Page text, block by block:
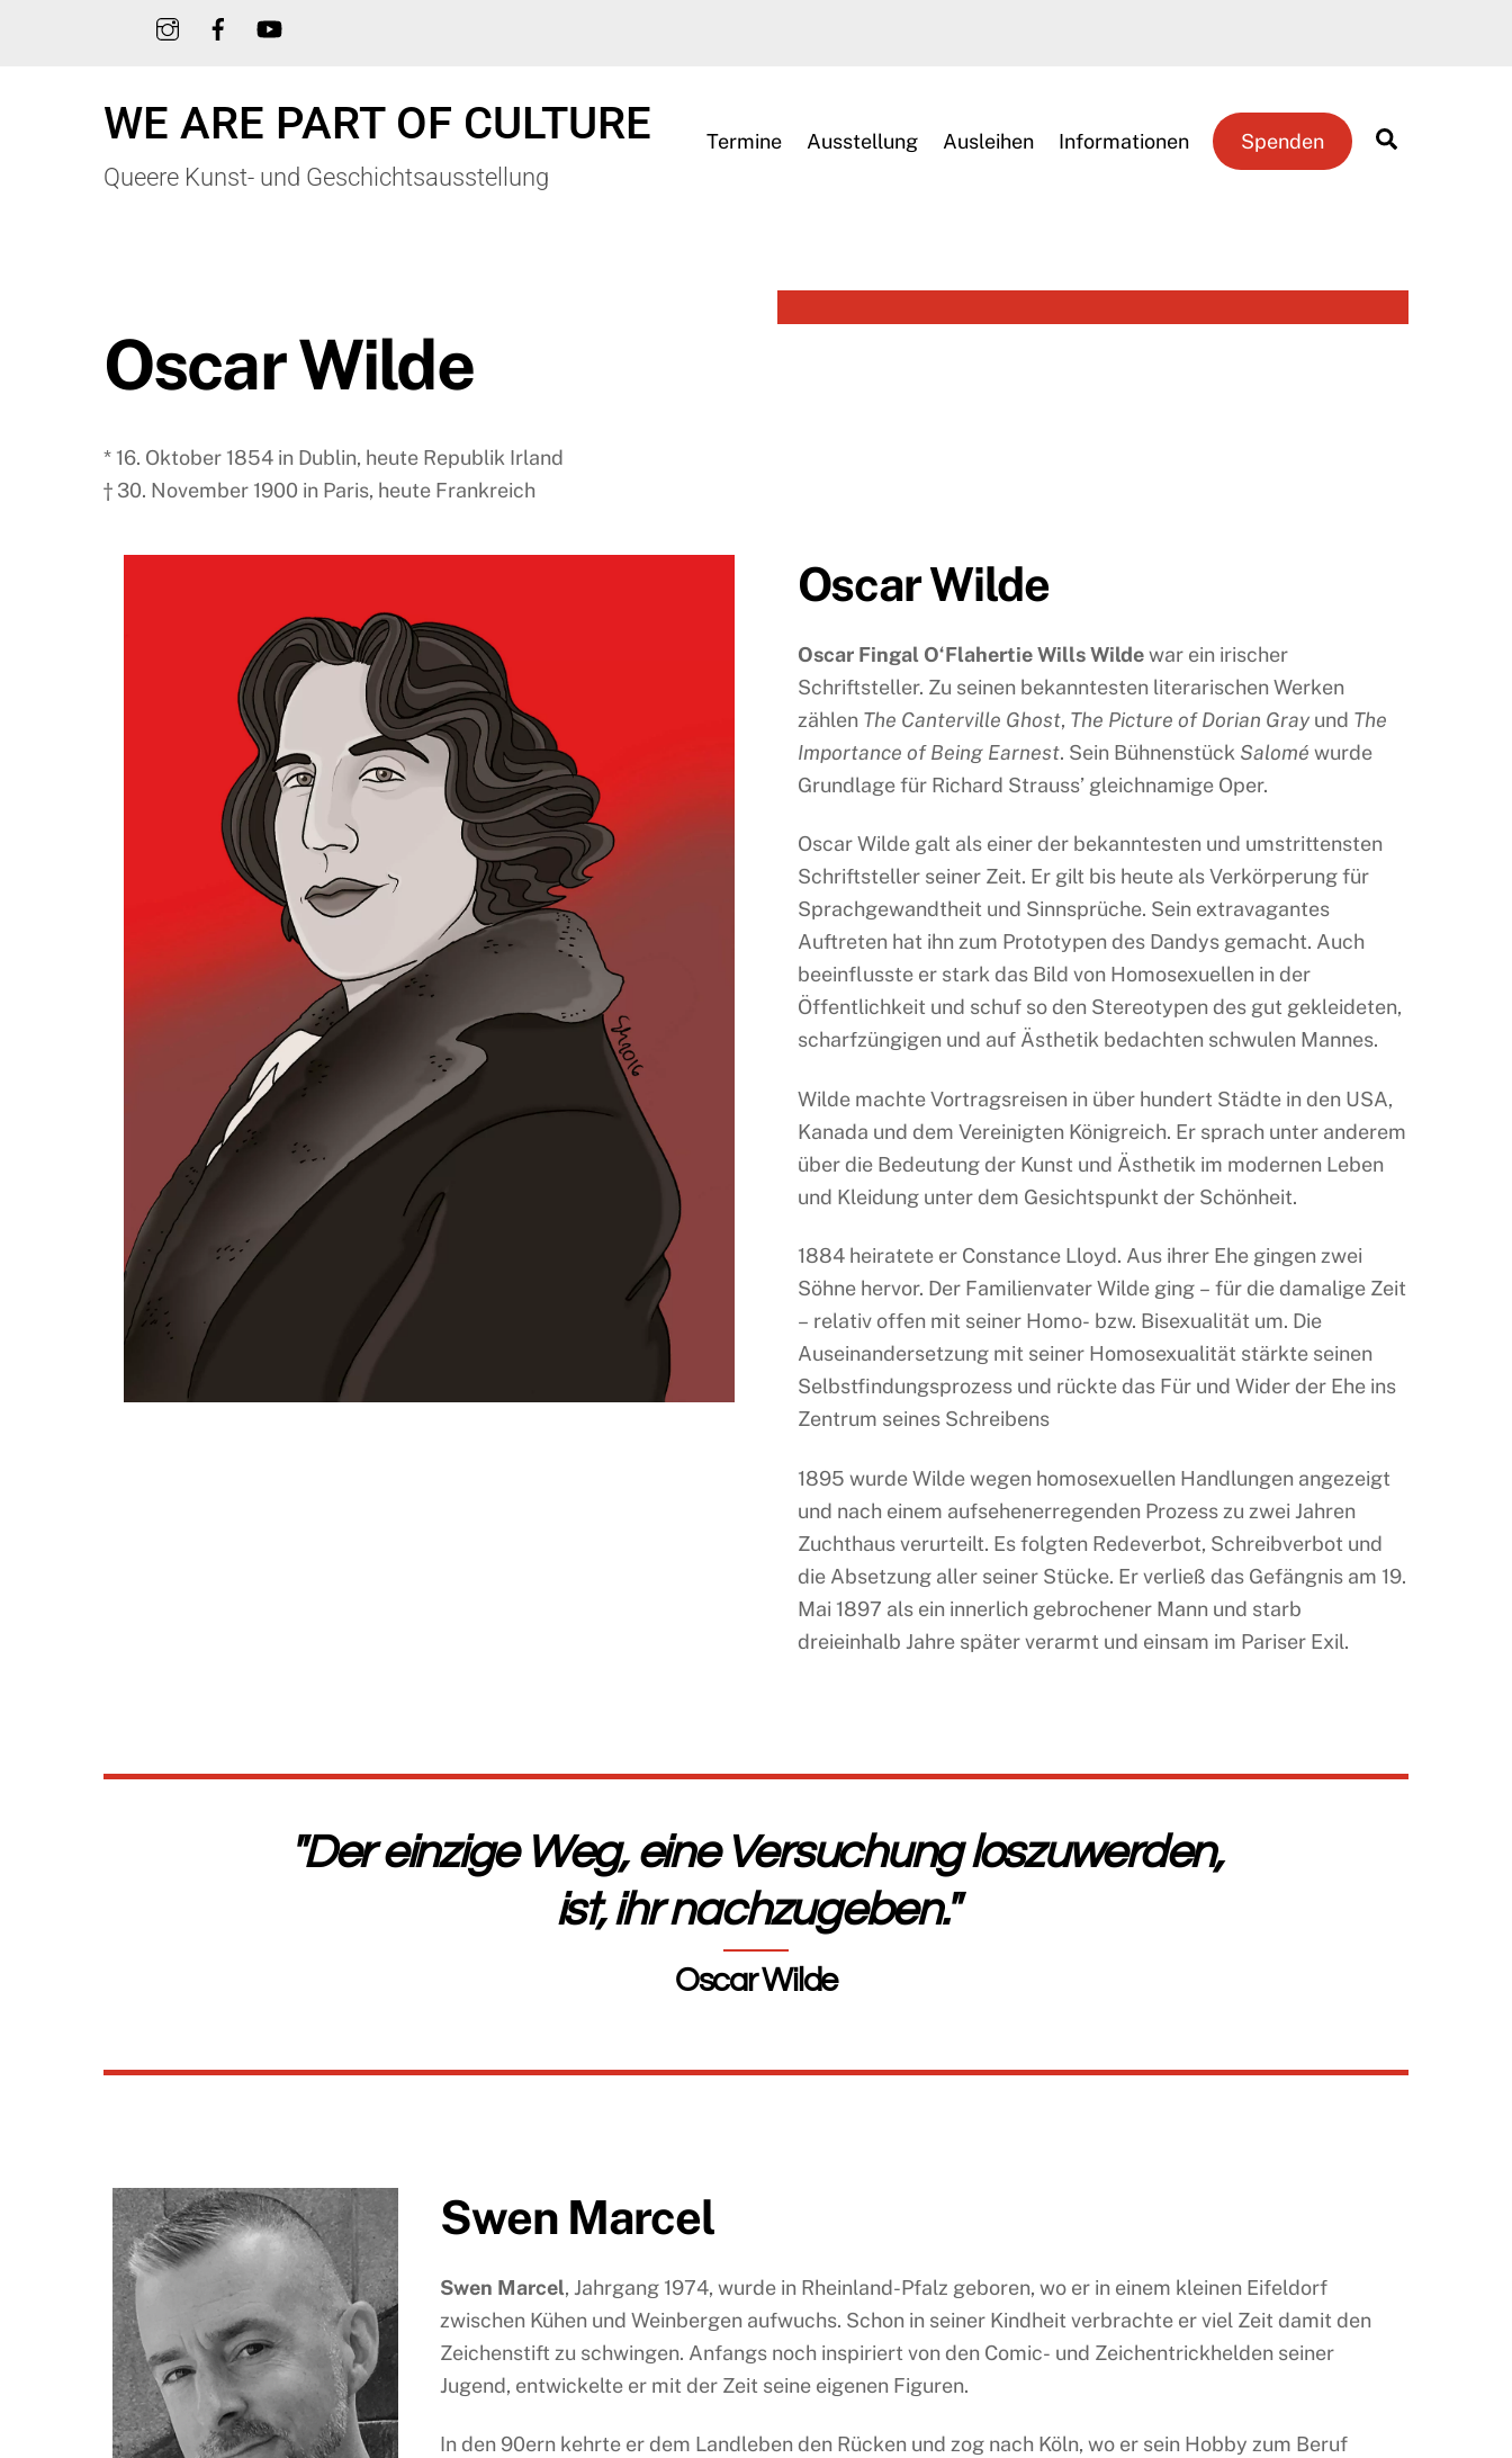
WE ARE PART OF CULTURE
Queere Kunst- und Geschichtsausstellung
Termine Ausstellung Ausleihen Informationen Spenden
Oscar Wilde
* 16. Oktober 1854 in Dublin, heute Republik Irland
† 30. November 1900 in Paris, heute Frankreich
Oscar Wilde
Oscar Fingal O‘Flahertie Wills Wildewar ein irischer
Schriftsteller. Zu seinen bekanntesten literarischen Werken
zählen The Canterville Ghost, The Picture of Dorian Grayund The
Importance of Being Earnest. Sein Bühnenstück Salomé wurde
Grundlage für Richard Strauss’ gleichnamige Oper.
Oscar Wilde galt als einer der bekanntesten und umstrittensten
Schriftsteller seiner Zeit. Er gilt bis heute als Verkörperung für
Sprachgewandtheit und Sinnsprüche. Sein extravagantes
Auftreten hat ihn zum Prototypen des Dandys gemacht. Auch
beeinflusste er stark das Bild von Homosexuellen in der
Öffentlichkeit und schuf so den Stereotypen des gut gekleideten,
scharfzüngigen und auf Ästhetik bedachten schwulen Mannes.
Wilde machte Vortragsreisen in über hundert Städte in den USA,
Kanada und dem Vereinigten Königreich. Er sprach unter anderem
über die Bedeutung der Kunst und Ästhetik im modernen Leben
und Kleidung unter dem Gesichtspunkt der Schönheit.
1884 heiratete er Constance Lloyd. Aus ihrer Ehe gingen zwei
Söhne hervor. Der Familienvater Wilde ging – für die damalige Zeit
– relativ offen mit seiner Homo- bzw. Bisexualität um. Die
Auseinandersetzung mit seiner Homosexualität stärkte seinen
Selbstfindungsprozess und rückte das Für und Wider der Ehe ins
Zentrum seines Schreibens
1895 wurde Wilde wegen homosexuellen Handlungen angezeigt
und nach einem aufsehenerregenden Prozess zu zwei Jahren
Zuchthaus verurteilt. Es folgten Redeverbot, Schreibverbot und
die Absetzung aller seiner Stücke. Er verließ das Gefängnis am 19.
Mai 1897 als ein innerlich gebrochener Mann und starb
dreieinhalb Jahre später verarmt und einsam im Pariser Exil.
"Der einzige Weg, eine Versuchung loszuwerden,
ist, ihr nachzugeben."
Oscar Wilde
Swen Marcel
Swen Marcel, Jahrgang 1974, wurde in Rheinland-Pfalz geboren, wo er in einem kleinen Eifeldorf
zwischen Kühen und Weinbergen aufwuchs. Schon in seiner Kindheit verbrachte er viel Zeit damit den
Zeichenstift zu schwingen. Anfangs noch inspiriert von den Comic- und Zeichentrickhelden seiner
Jugend, entwickelte er mit der Zeit seine eigenen Figuren.
In den 90ern kehrte er dem Landleben den Rücken und zog nach Köln, wo er sein Hobby zum Beruf